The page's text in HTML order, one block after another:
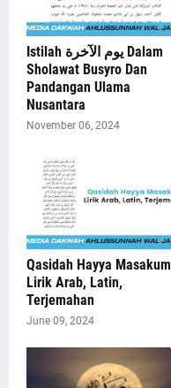
Istilah يوم الآخرة Dalam
Sholawat Busyro Dan
Pandangan Ulama
Nusantara
November 06, 2024
Qasidah Hayya Masakum
Lirik Arab, Latin,
Terjemahan
June 09, 2024